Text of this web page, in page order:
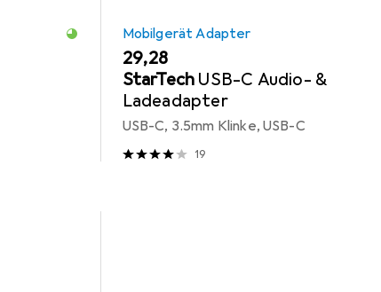
Mobilgerät Adapter
EUR
29,28
StarTech USB-C Audio- &
Ladeadapter
USB-C, 3.5mm Klinke, USB-C
19